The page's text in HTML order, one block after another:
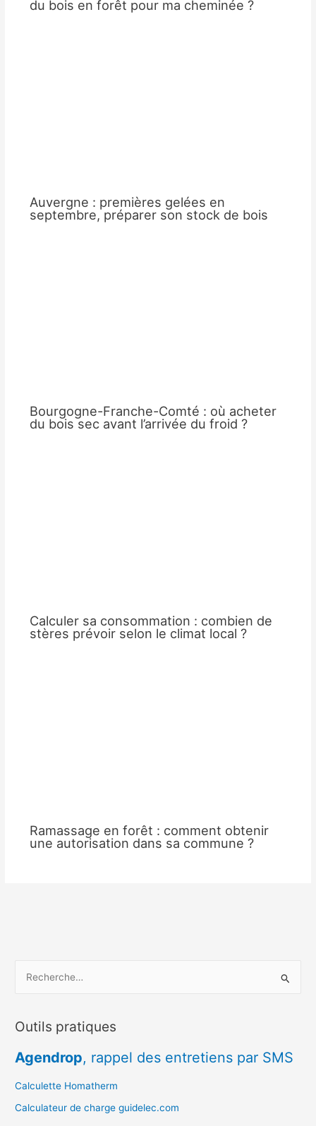
du bois en forêt pour ma cheminée ?
Auvergne : premières gelées en
septembre, préparer son stock de bois
Bourgogne-Franche-Comté : où acheter
du bois sec avant l’arrivée du froid ?
Calculer sa consommation : combien de
stères prévoir selon le climat local ?
Ramassage en forêt : comment obtenir
une autorisation dans sa commune ?
h
r
c
h
Outils pratiques
Agendrop, rappel des entretiens par SMS
Calculette Homatherm
Calculateur de charge guidelec.com